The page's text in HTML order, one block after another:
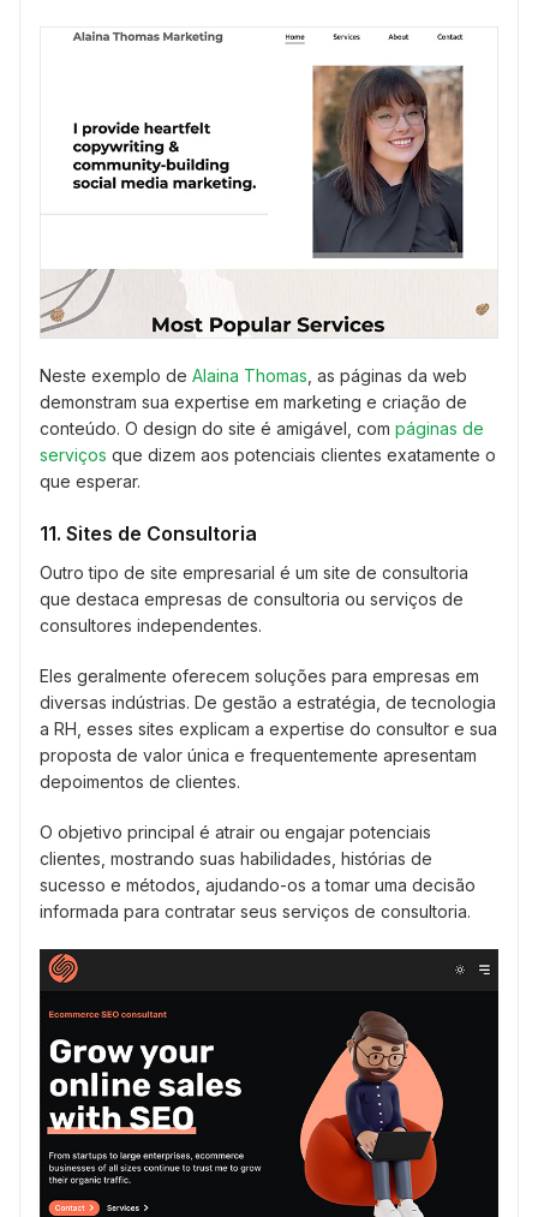
Neste exemplo de Alaina Thomas , as páginas da web
demonstram sua expertise em marketing e criação de
conteúdo. O design do site é amigável, com páginas de
serviços que dizem aos potenciais clientes exatamente o
que esperar.
11. Sites de Consultoria
Outro tipo de site empresarial é um site de consultoria
que destaca empresas de consultoria ou serviços de
consultores independentes.
Eles geralmente oferecem soluções para empresas em
diversas indústrias. De gestão a estratégia, de tecnologia
a RH, esses sites explicam a expertise do consultor e sua
proposta de valor única e frequentemente apresentam
depoimentos de clientes.
O objetivo principal é atrair ou engajar potenciais
clientes, mostrando suas habilidades, histórias de
sucesso e métodos, ajudando-os a tomar uma decisão
informada para contratar seus serviços de consultoria.